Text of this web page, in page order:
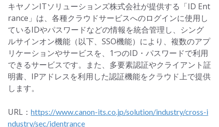
キヤノンITソリューションズ株式会社が提供する「ID Ent
rance」は、各種クラウドサービスへのログインに使用し
ているIDやパスワードなどの情報を統合管理し、シング
ルサインオン機能（以下、SSO機能）により、複数のアプ
リケーションやサービスを、1つのID・パスワードで利用
できるサービスです。また、多要素認証やクライアント証
明書、IPアドレスを利用した認証機能をクラウド上で提供
します。
URL： https://www.canon-its.co.jp/solution/industry/cross-i
ndustry/sec/identrance